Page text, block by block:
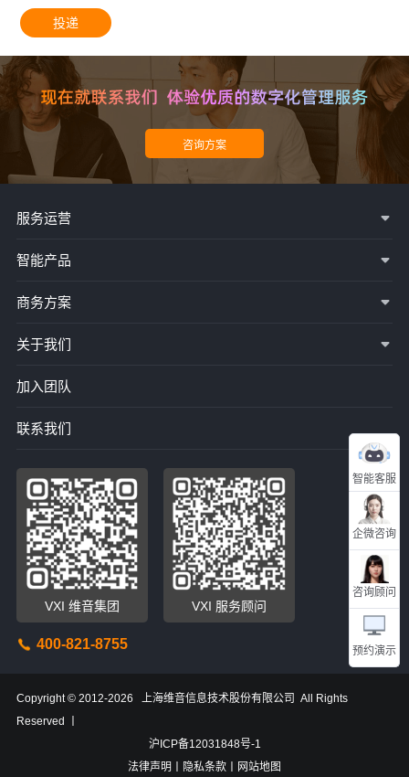
投递
智能客服
企微咨询
咨询顾问
预约演示
服务运营
智能产品
商务方案
关于我们
加入团队
联系我们
VXI 维音集团 VXI 服务顾问
400-821-8755
Copyright © 2012-2026 上海维音信息技术股份有限公司 All Rights
Reserved 丨
沪ICP备12031848号-1
法律声明 丨隐私条款 丨网站地图